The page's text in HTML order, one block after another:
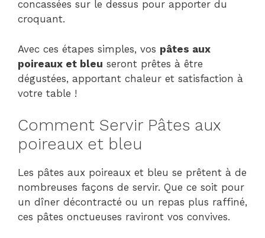
concassées sur le dessus pour apporter du
croquant.
Avec ces étapes simples, vos pâtes aux
poireaux et bleu seront prêtes à être
dégustées, apportant chaleur et satisfaction à
votre table !
Comment Servir Pâtes aux
poireaux et bleu
Les pâtes aux poireaux et bleu se prêtent à de
nombreuses façons de servir. Que ce soit pour
un dîner décontracté ou un repas plus raffiné,
ces pâtes onctueuses raviront vos convives.